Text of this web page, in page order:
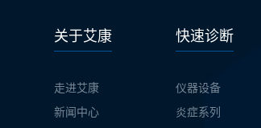
关于艾康
走进艾康
新闻中心
快速诊断
仪器设备
炎症系列